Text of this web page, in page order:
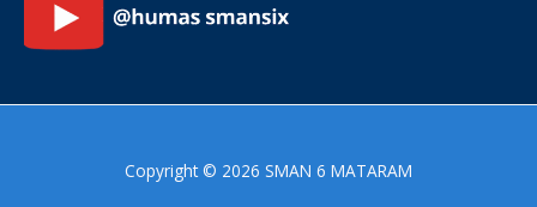
Copyright © 2026 SMAN 6 MATARAM